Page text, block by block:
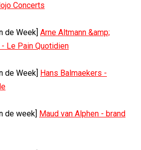
Concerts
de Week] Arne Altmann &amp;
Le Pain Quotidien
de Week] Hans Balmaekers -
de week] Maud van Alphen - brand